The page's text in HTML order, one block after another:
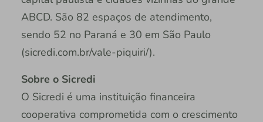
ABCD. São 82 espaços de atendimento,
sendo 52 no Paraná e 30 em São Paulo
(sicredi.com.br/vale-piquiri/).
Sobre o Sicredi
O Sicredi é uma instituição financeira
cooperativa comprometida com o crescimento